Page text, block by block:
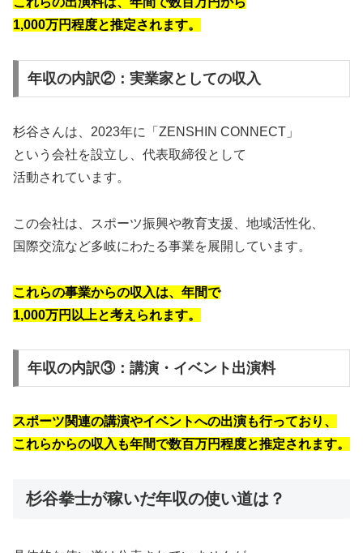
1,000万円程度と推定されます。
年収の内訳②：実業家としての収入
杉谷さんは、2023年に「ZENSHIN CONNECT」
という会社を設立し、代表取締役として
活動されています。
この会社は、スポーツ振興や教育支援、地域活性化、
国際交流など多岐にわたる事業を展開しています。
これらの事業からの収入は、年間で
1,000万円以上と考えられます。
年収の内訳③：講演・イベント出演料
スポーツ関連の講演やイベントへの出演も行っており、
これらからの収入も年間で数百万円程度と推定されます。
杉谷拳士が稼いだ年収の使い道は？